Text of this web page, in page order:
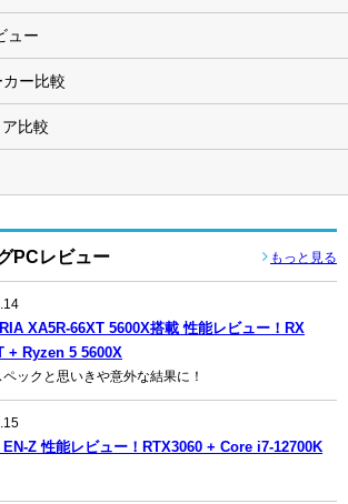
ュー
ー比較
比較
PCレビュー もっと見る
XA5R-66XT 5600X搭載 性能レビュー！RX
+ Ryzen 5 5600X
ペックと思いきや意外な結果に！
Z 性能レビュー！RTX3060 + Core i7-12700K